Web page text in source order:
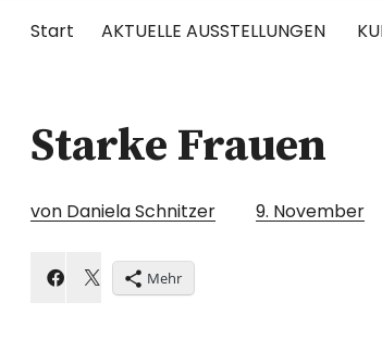
Start AKTUELLE AUSSTELLUNGEN
RUND UM DIE ZEITGENÖSSISCHE
Starke Frauen
von Daniela Schnitzer 9. November
Mehr